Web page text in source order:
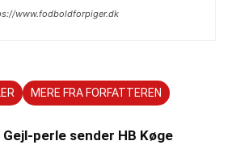
www.fodboldforpiger.dk
MERE FRA FORFATTEREN
Gejl-perle sender HB Køge